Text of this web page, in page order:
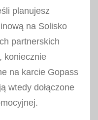
planujesz
na Solisko
partnerskich
koniecznie
na karcie Gopass
wtedy dołączone